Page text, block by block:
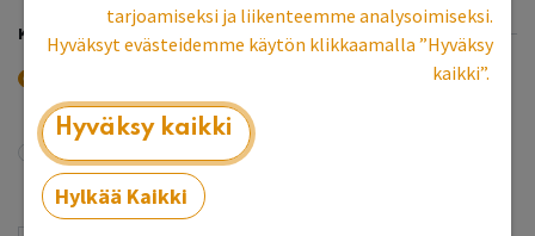
KANSILEVY
Kansilevyn kanssa (45x55)
tarjoamiseksi ja liikenteemme analysoimiseksi.
Hyväksyt evästeidemme käytön klikkaamalla ”Hyväksy
kaikki”.
Hyväksy kaikki
Hylkää Kaikki